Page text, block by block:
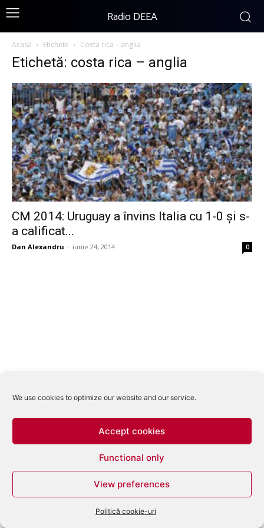
We use cookies to optimize our website and our service.
Accept cookies
Functional only
View preferences
Politică cookie-uri
Radio DEEA
Acasă Etichete Costa rica – anglia
Etichetă: costa rica – anglia
CM 2014: Uruguay a învins Italia cu 1-0 și s-
a calificat...
Dan Alexandru - iunie 24, 2014 0